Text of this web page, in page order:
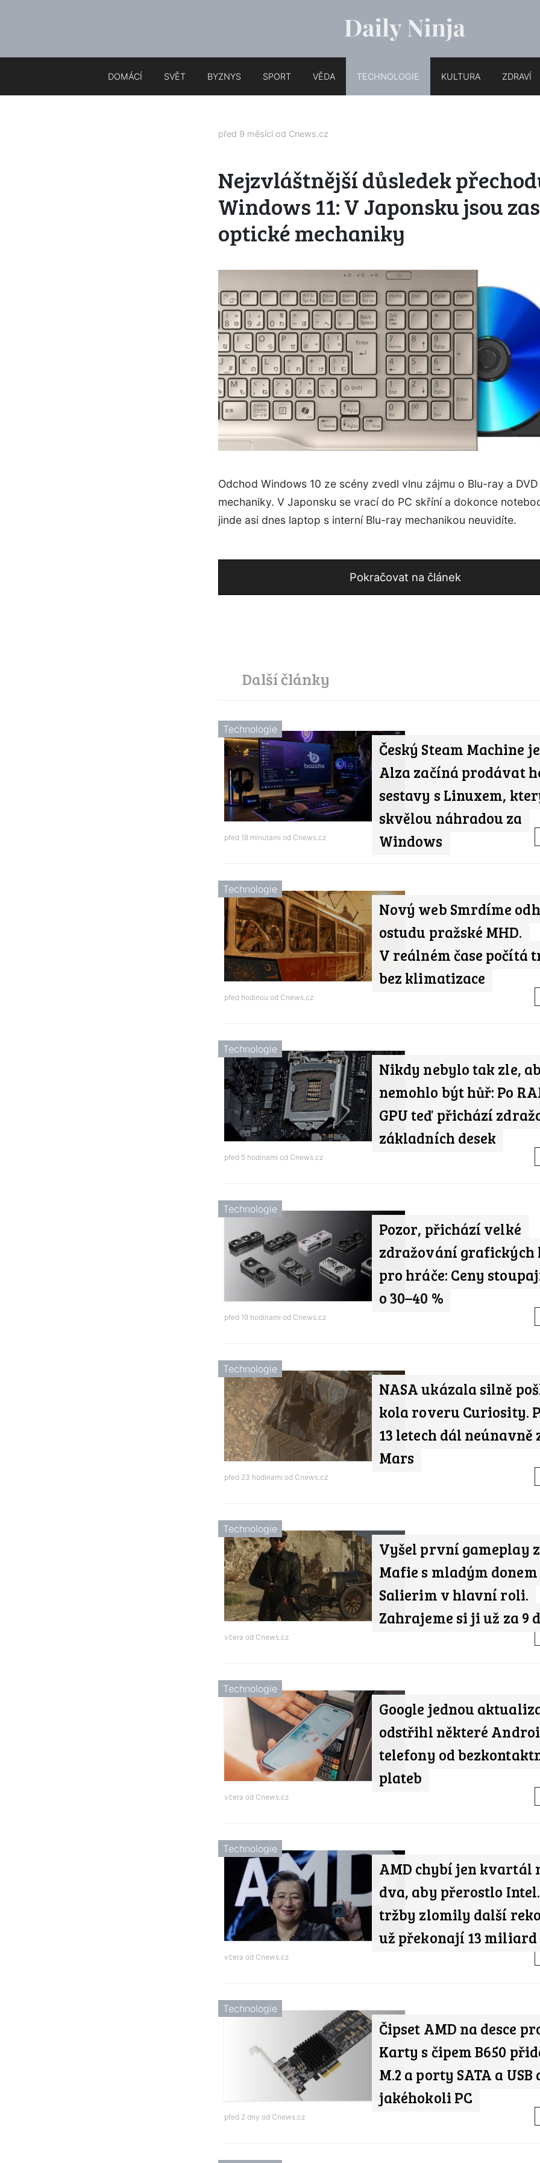
DOMÁCÍ SVĚT BYZNYS SPORT VĚDA TECHNOLOGIE KULTURA ZDRAVÍ
před 9 měsíci od Cnews.cz
Nejzvláštnější důsledek
Windows 11: V Japonsku jsou
optické mechaniky
Odchod Windows 10 ze scény zvedl vlnu zájmu o Blu-ray a DVD
mechaniky. V Japonsku se vrací do PC skříní a dokonce
jinde asi dnes laptop s interní Blu-ray mechanikou neuvidíte.
Pokračovat na článek
Další články
Český Steam Machine
Alza začíná prodávat
sestavy s Linuxem,
skvělou náhradou za
Windows
Technologie
před 18 minutami od Cnews.cz
Nový web Smrdíme
ostudu pražské MHD.
V reálném čase počítá
bez klimatizace
Technologie
před hodinou od Cnews.cz
Nikdy nebylo tak zle,
nemohlo být hůř: Po
GPU teď přichází
základních desek
Technologie
před 5 hodinami od Cnews.cz
Pozor, přichází velké
zdražování grafických
pro hráče: Ceny
o 30–40 %
Technologie
před 19 hodinami od Cnews.cz
NASA ukázala silně
kola roveru Curiosity.
13 letech dál neúnavně
Mars
Technologie
před 23 hodinami od Cnews.cz
Vyšel první gameplay
Mafie s mladým donem
Salierim v hlavní roli.
Zahrajeme si ji už za 9
Technologie
včera od Cnews.cz
Google jednou
odstřihl některé
telefony od
plateb
Technologie
včera od Cnews.cz
AMD chybí jen kvartál
dva, aby přerostlo
tržby zlomily další
už překonají 13 miliard
Technologie
včera od Cnews.cz
Čipset AMD na desce
Karty s čipem B650
M.2 a porty SATA a USB
jakéhokoli PC
Technologie
před 2 dny od Cnews.cz